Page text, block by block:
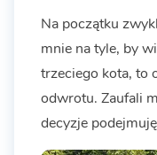
Na początku
mnie na tyle, by
trzeciego kota, to
odwrotu. Zaufali
decyzje